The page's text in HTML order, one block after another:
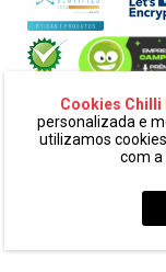
Cookies Chilli
personalizada e
utilizamos
com a